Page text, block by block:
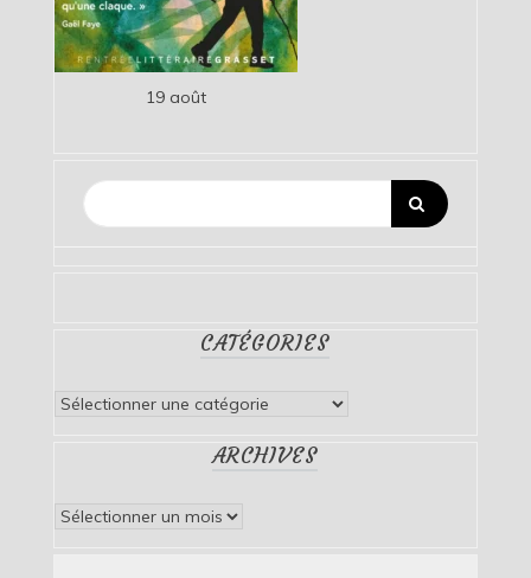
19 août
CATÉGORIES
Catégories
ARCHIVES
Archives